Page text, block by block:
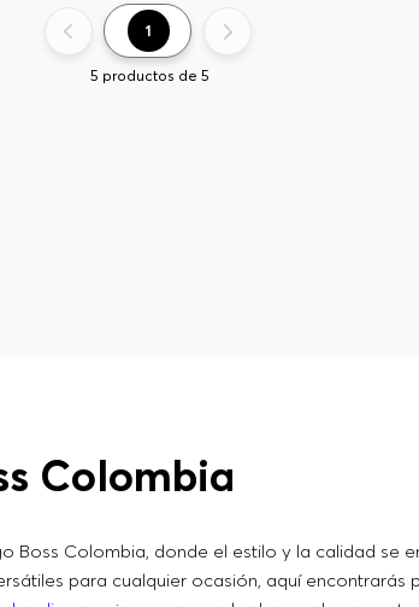
1
5 productos de 5
Colombia
Boss Colombia, donde el estilo y la calidad se
para cualquier ocasión, aquí encontrarás